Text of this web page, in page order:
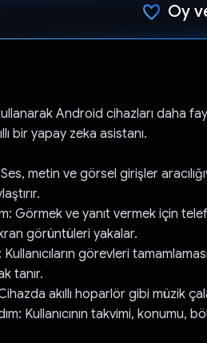
Oy
Android cihazları daha
bir yapay zeka asistanı.
metin ve görsel girişler
Görmek ve yanıt vermek için
görüntüleri yakalar.
görevleri
tanır.
akıllı hoparlör gibi müzik
Kullanıcının takvimi, konumu,